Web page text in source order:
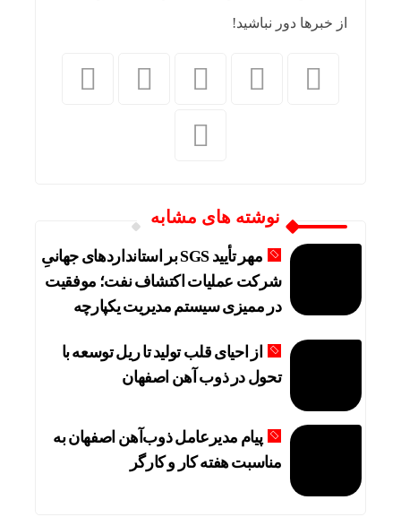
از خبرها دور نباشید!
نوشته های مشابه
مهر تأیید SGS بر استانداردهای جهانیِ
شرکت عملیات اکتشاف نفت؛ موفقیت
در ممیزی سیستم مدیریت یکپارچه
از احیای قلب تولید تا ریل توسعه با
تحول در ذوب آهن اصفهان
پیام مدیرعامل ذوب‌آهن اصفهان به
مناسبت هفته کار و کارگر